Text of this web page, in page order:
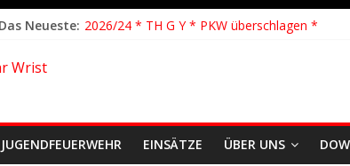
Das Neueste:
2026/21 Löschhilfe * FEU WALD * Feuer/
2026/24 * TH G Y * PKW überschlagen *
JUGENDFEUERWEHR EINSÄTZE ÜBER UNS